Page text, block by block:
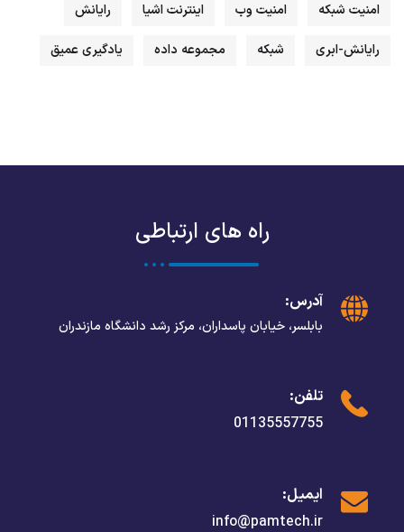
امنیت شبکه امنیت وب اینترنت اشیا رایانش
رایانش-ابری شبکه مجموعه داده یادگیری عمیق
راه های ارتباطی
آدرس:
بابلسر، خیابان پاسداران، مرکز رشد دانشگاه مازندران
تلفن:
01135557755
ایمیل:
info@pamtech.ir